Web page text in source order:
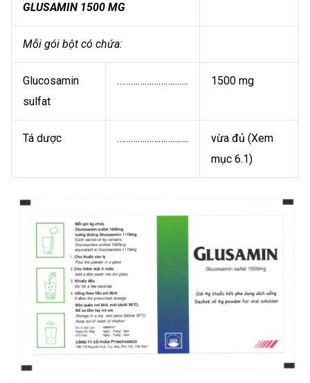
GLUSAMIN 1500 MG
Mỗi gói bột có chứa:
Glucosamin
sulfat
…………………………. 1500 mg
Tá dược ………………………….
vừa đủ (Xem
mục 6.1)